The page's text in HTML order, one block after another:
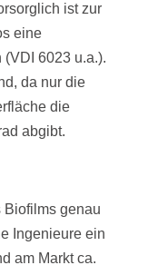
ist zur
eine
6023 u.a.).
da nur die
die
abgibt.
genau
Ingenieure ein
am Markt ca.